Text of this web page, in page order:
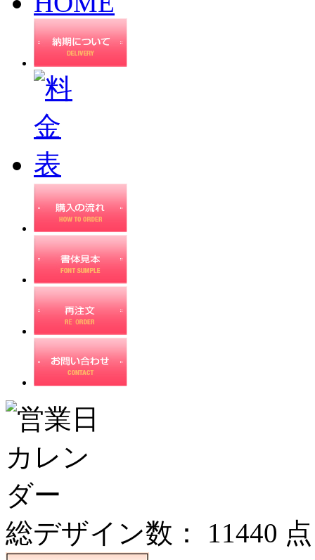
総デザイン数： 11440 点